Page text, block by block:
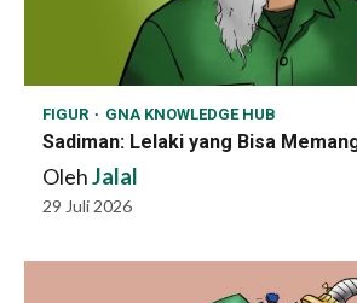
FIGUR GNA KNOWLEDGE HUB
Sadiman: Lelaki yang Bisa
OlehJalal
29 Juli 2026